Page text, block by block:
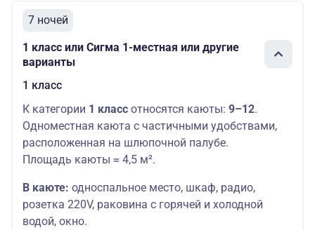
7 ночей
1 класс или Сигма 1-местная или другие
варианты
1 класс
К категории 1 класс относятся каюты: 9–12.
Одноместная каюта с частичными удобствами,
расположенная на шлюпочной палубе.
Площадь каюты ≈ 4,5 м².
В каюте: односпальное место, шкаф, радио,
розетка 220V, раковина с горячей и холодной
водой, окно.